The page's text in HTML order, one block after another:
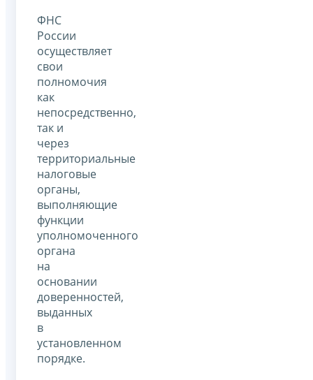
ФНС
России
осуществляет
свои
полномочия
как
непосредственно,
так и
через
территориальные
налоговые
органы,
выполняющие
функции
уполномоченного
органа
на
основании
доверенностей,
выданных
в
установленном
порядке.